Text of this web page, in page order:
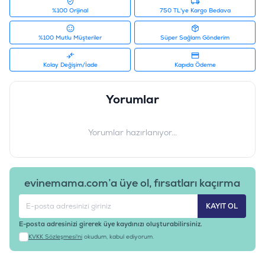
Ürün Filtreleri
Barkod
:
8681085428686
Tedarikçi Ürün Kodu
%100 Orijinal 750 TL'ye Kargo Bedava
%100 Mutlu Müşteriler Süper Sağlam Gönderim
Kolay Değişim/İade Kapıda Ödeme
Yorumlar
Yorumlar hazırlanıyor...
evinemama.com’a üye ol, fırsatları kaçırma
KAYIT OL
E-posta adresinizi girerek üye kaydınızı oluşturabilirsiniz.
KVKK Sözleşmesi'ni okudum, kabul ediyorum.